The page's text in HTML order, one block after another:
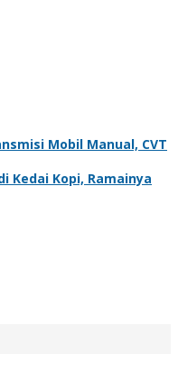
Mobil Manual, CVT
Kedai Kopi, Ramainya